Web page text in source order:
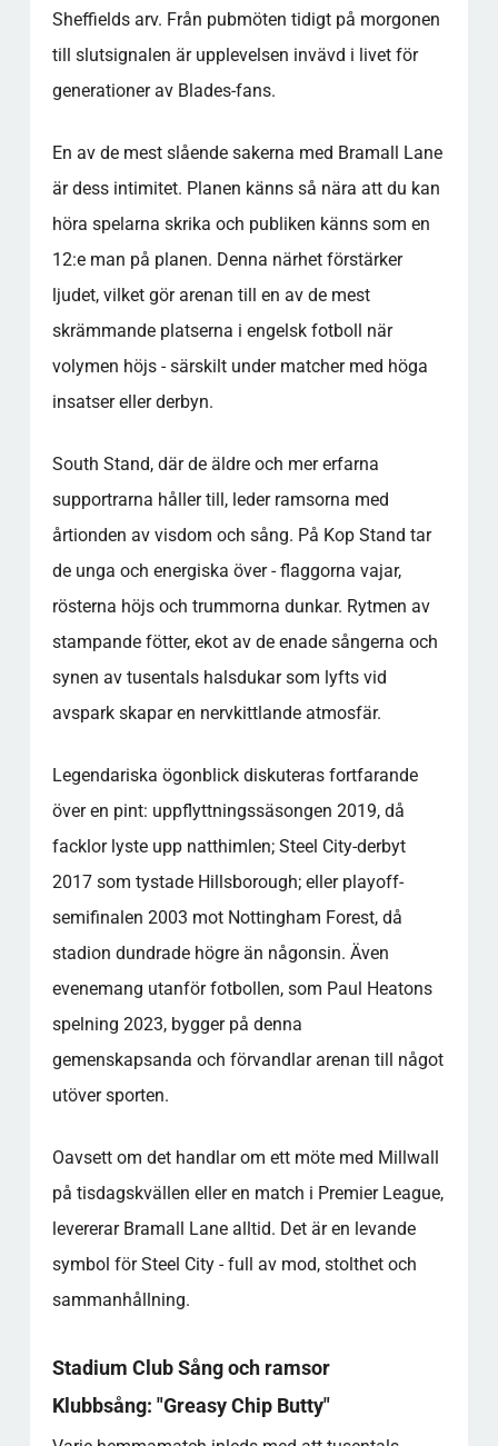
Sheffields arv. Från pubmöten tidigt på morgonen
till slutsignalen är upplevelsen invävd i livet för
generationer av Blades-fans.
En av de mest slående sakerna med Bramall Lane
är dess intimitet. Planen känns så nära att du kan
höra spelarna skrika och publiken känns som en
12:e man på planen. Denna närhet förstärker
ljudet, vilket gör arenan till en av de mest
skrämmande platserna i engelsk fotboll när
volymen höjs - särskilt under matcher med höga
insatser eller derbyn.
South Stand, där de äldre och mer erfarna
supportrarna håller till, leder ramsorna med
årtionden av visdom och sång. På Kop Stand tar
de unga och energiska över - flaggorna vajar,
rösterna höjs och trummorna dunkar. Rytmen av
stampande fötter, ekot av de enade sångerna och
synen av tusentals halsdukar som lyfts vid
avspark skapar en nervkittlande atmosfär.
Legendariska ögonblick diskuteras fortfarande
över en pint: uppflyttningssäsongen 2019, då
facklor lyste upp natthimlen; Steel City-derbyt
2017 som tystade Hillsborough; eller playoff-
semifinalen 2003 mot Nottingham Forest, då
stadion dundrade högre än någonsin. Även
evenemang utanför fotbollen, som Paul Heatons
spelning 2023, bygger på denna
gemenskapsanda och förvandlar arenan till något
utöver sporten.
Oavsett om det handlar om ett möte med Millwall
på tisdagskvällen eller en match i Premier League,
levererar Bramall Lane alltid. Det är en levande
symbol för Steel City - full av mod, stolthet och
sammanhållning.
Stadium Club Sång och ramsor
Klubbsång: "Greasy Chip Butty"